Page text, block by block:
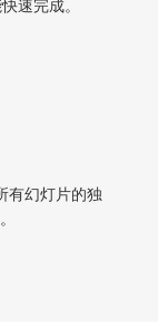
速完成。
有幻灯片的独